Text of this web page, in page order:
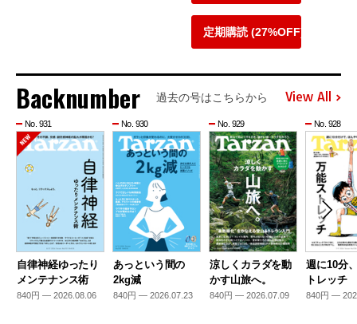
定期購読 (27%OFF)
Backnumber 過去の号はこちらから View All
No. 931
自律神経ゆったり
メンテナンス術
840円 — 2026.08.06
No. 930
あっという間の
2kg減
840円 — 2026.07.23
No. 929
涼しくカラダを動
かす山旅へ。
840円 — 2026.07.09
No. 928
週に10分
トレッチ
840円 —